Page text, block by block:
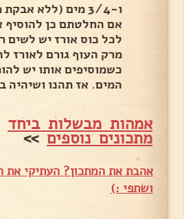
ו-3/4 מים (ללא
אם החלטתם כן להוסיף
לכל כוס אורז יש לשים
מרק העוף גורם לאורז
כשמוסיפים אותו יש
המים. אז תהנו
אמהות מבשלות ביחד
מתכונים נוספים>>
אהבת את המתכון? העתיקי את
ושתפי :)